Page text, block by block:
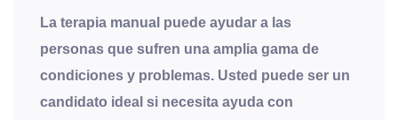
La terapia manual puede ayudar a las
personas que sufren una amplia gama de
condiciones y problemas. Usted puede ser un
candidato ideal si necesita ayuda con